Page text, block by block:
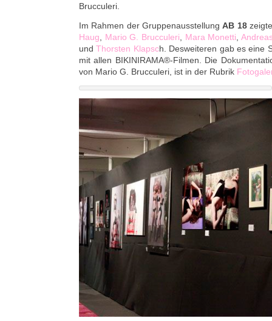
Brucculeri.
Im Rahmen der GruppenausstellungAB 18
Haug, Mario G. Brucculeri, Mara Monetti,
undThorsten Klapsch. Desweiteren gab es eine
mit allen BIKINIRAMA®-Filmen. Die
von Mario G. Brucculeri, ist in der Rubrik